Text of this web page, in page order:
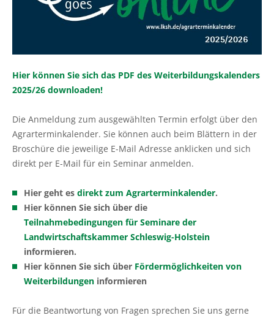
Beratung in Einkommenskombinationen
Gemeinsam gegen psychische Belastungen in der
Landwirtschaft
Sozioökonomische Beratung
Vorsorge- und Versicherungsberatung
Beratung zur Bilanzierung gemäß
Düngeverordnung
Beratung EG-Wasserrahmenrichtlinie (WRRL)
Pflanzenschutzberatung
Anbauberatung
Ökologischer Landbau
Landwirtschaftliches Bauen und Energietechnik
Waldbestattung
Weihnachtsbaumkulturen
Stauden
Öffentliches Grün
Golfrasen
Friedhofsgärtnerei
Gemüsebau
Spargelanbau
Obstbau
Haus- und Kleingarten
Praktikum
Ausbilder und Ausbildungsbetrieb
Lernen durch Erleben
Einkaufen beim Erzeuger
Garten- und Balkontipps
Hier können Sie sich das PDF des Weiterbildungskalenders
2025/26 downloaden!
Die Anmeldung zum ausgewählten Termin erfolgt über den
Agrarterminkalender. Sie können auch beim Blättern in der
Broschüre die jeweilige E-Mail Adresse anklicken und sich
direkt per E-Mail für ein Seminar anmelden.
Hier geht es direkt zum Agrarterminkalender.
Hier können Sie sich über die
Teilnahmebedingungen für Seminare der
Landwirtschaftskammer Schleswig-Holstein
informieren.
Hier können Sie sich über Fördermöglichkeiten von
Weiterbildungen informieren
Für die Beantwortung von Fragen sprechen Sie uns gerne